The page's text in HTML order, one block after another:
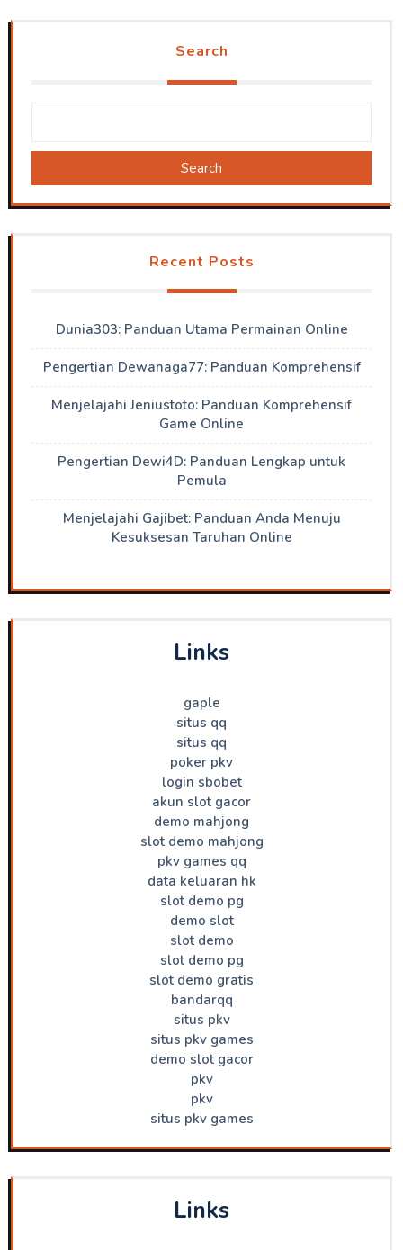
Search
Search
Recent Posts
Dunia303: Panduan Utama Permainan Online
Pengertian Dewanaga77: Panduan Komprehensif
Menjelajahi Jeniustoto: Panduan Komprehensif
Game Online
Pengertian Dewi4D: Panduan Lengkap untuk
Pemula
Menjelajahi Gajibet: Panduan Anda Menuju
Kesuksesan Taruhan Online
Links
gaple
situs qq
situs qq
poker pkv
login sbobet
akun slot gacor
demo mahjong
slot demo mahjong
pkv games qq
data keluaran hk
slot demo pg
demo slot
slot demo
slot demo pg
slot demo gratis
bandarqq
situs pkv
situs pkv games
demo slot gacor
pkv
pkv
situs pkv games
Links